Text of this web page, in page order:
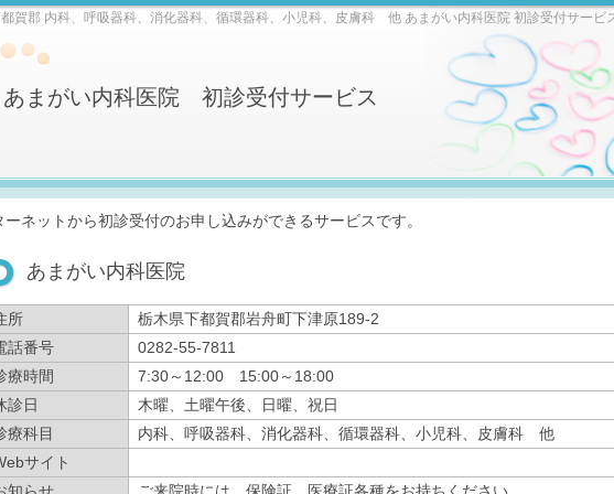
賀郡 内科、呼吸器科、消化器科、循環器科、小児科、皮膚科 他 あまがい内科医院 初診受付サービ
あまがい内科医院 初診受付サービス
ーネットから初診受付のお申し込みができるサービスです。
あまがい内科医院
所
栃木県下都賀郡岩舟町下津原189-2
話番号
0282-55-7811
療時間
7:30～12:00 15:00～18:00
診日
木曜、土曜午後、日曜、祝日
療科目
内科、呼吸器科、消化器科、循環器科、小児科、皮膚科 他
サイト